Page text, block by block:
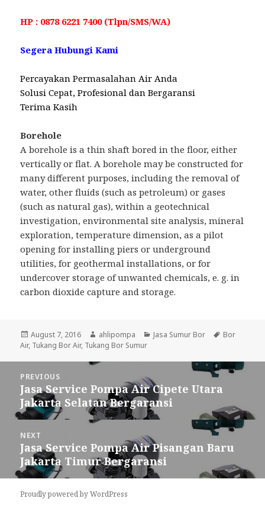
HP : 0878 6221 7400 (Tlpn/SMS/WA)
Segera Hubungi Kami
Percayakan Permasalahan Air Anda
Solusi Cepat, Profesional dan Bergaransi
Terima Kasih
Borehole
A borehole is a thin shaft bored in the floor, either
vertically or flat. A borehole may be constructed for
many different purposes, including the removal of
water, other fluids (such as petroleum) or gases
(such as natural gas), within a geotechnical
investigation, environmental site analysis, mineral
exploration, temperature dimension, as a pilot
opening for installing piers or underground
utilities, for geothermal installations, or for
undercover storage of unwanted chemicals, e. g. in
carbon dioxide capture and storage.
Posted
on
August 7, 2016 Author
ahlipompa Categories
Jasa Sumur Bor Tags
Bor
Air, Tukang Bor Air, Tukang Bor Sumur
navigation
PREVIOUS
Previous
post:
Jasa Service Pompa Air Cipete Utara
Jakarta Selatan Bergaransi
NEXT
Next
post:
Jasa Service Pompa Air Pisangan Baru
Jakarta Timur Bergaransi
Proudly powered by WordPress